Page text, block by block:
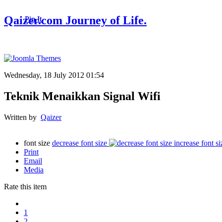
Qaizer.com Journey of Life.
Wednesday, 18 July 2012 01:54
Teknik Menaikkan Signal Wifi
Written by Qaizer
font size decrease font size
increase font
Print
Email
Media
Rate this item
1
Pin It
Pin It